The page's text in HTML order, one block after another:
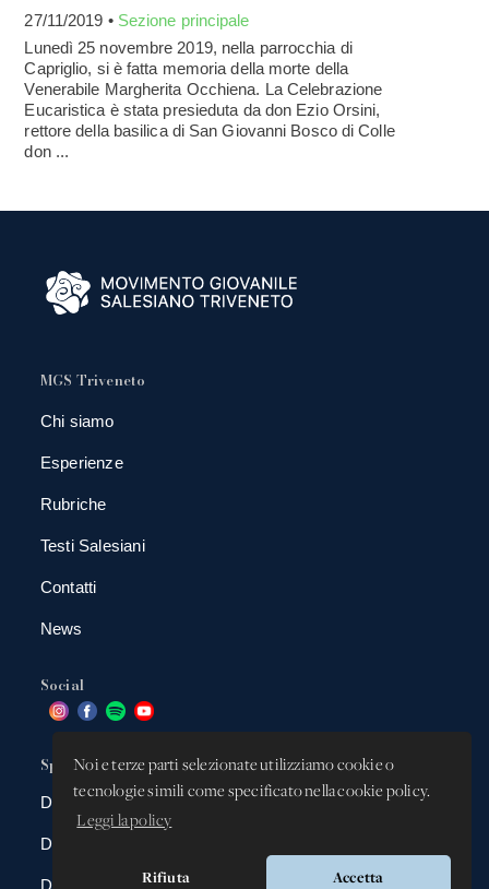
Noi e terze parti selezionate utilizziamo cookie o
tecnologie simili come specificato nella cookie policy.
Leggi la policy
Rifiuta Accetta
27/11/2019 • Sezione principale
Lunedì 25 novembre 2019, nella parrocchia di
Capriglio, si è fatta memoria della morte della
Venerabile Margherita Occhiena. La Celebrazione
Eucaristica è stata presieduta da don Ezio Orsini,
rettore della basilica di San Giovanni Bosco di Colle
don ...
MGS Triveneto
Chi siamo
Esperienze
Rubriche
Testi Salesiani
Contatti
News
Social
Spazio app
DBAnima
DBContest